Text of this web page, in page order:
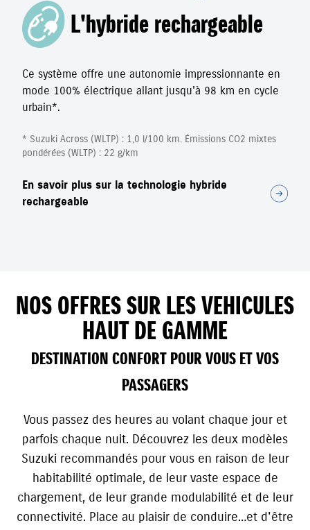
L'hybride rechargeable
Ce système offre une autonomie impressionnante en
mode 100% électrique allant jusqu'à 98 km en cycle
urbain*.
* Suzuki Across (WLTP) : 1,0 l/100 km. Émissions CO2 mixtes
pondérées (WLTP) : 22 g/km
En savoir plus sur la technologie hybride
rechargeable
NOS OFFRES SUR LES VEHICULES
HAUT DE GAMME
DESTINATION CONFORT POUR VOUS ET VOS
PASSAGERS
Vous passez des heures au volant chaque jour et
parfois chaque nuit. Découvrez les deux modèles
Suzuki recommandés pour vous en raison de leur
habitabilité optimale, de leur vaste espace de
chargement, de leur grande modulabilité et de leur
connectivité. Place au plaisir de conduire…et d'être